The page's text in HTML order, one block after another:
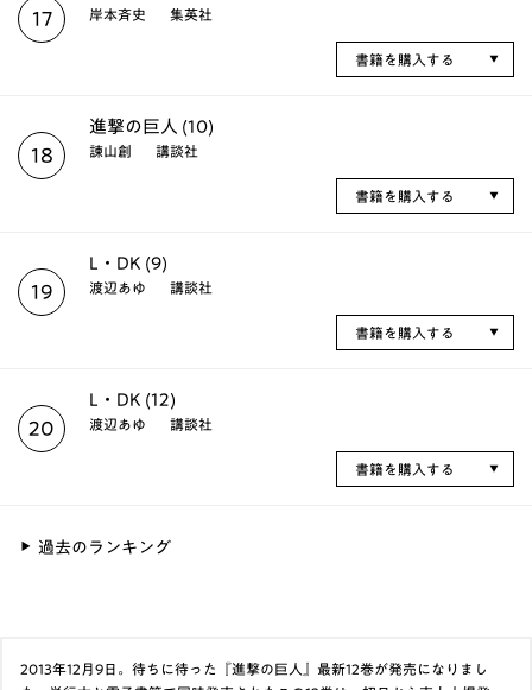
17 岸本斉史 集英社
書籍を購入する
18
進撃の巨人 (10)
諫山創 講談社
書籍を購入する
19
L・DK (9)
渡辺あゆ 講談社
書籍を購入する
20
L・DK (12)
渡辺あゆ 講談社
書籍を購入する
過去のランキング
2013年12月9日。待ちに待った『進撃の巨人』最新12巻が発売になりまし